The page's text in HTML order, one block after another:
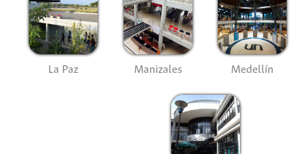
La Paz Manizales Medellín